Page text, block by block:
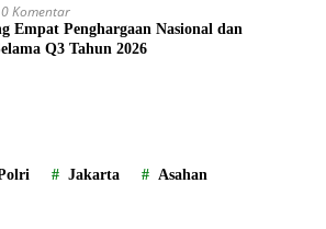
0 Komentar
Empat Penghargaan Nasional dan
Q3 Tahun 2026
Jakarta Asahan